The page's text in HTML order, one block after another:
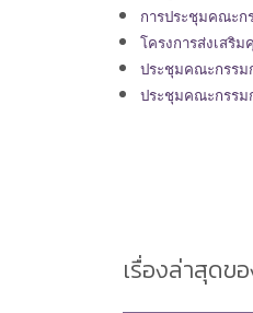
การประชุมคณะก
โครงการส่งเสริ
ประชุมคณะกรรม
ประชุมคณะกรรม
เรื่องล่าสุดข